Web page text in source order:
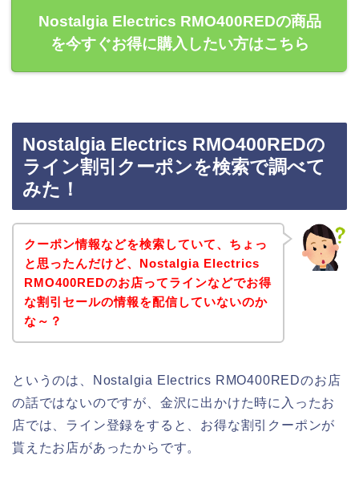
Nostalgia Electrics RMO400REDの商品
を今すぐお得に購入したい方はこちら
Nostalgia Electrics RMO400REDの
ライン割引クーポンを検索で調べて
みた！
クーポン情報などを検索していて、ちょっ
と思ったんだけど、Nostalgia Electrics
RMO400REDのお店ってラインなどでお得
な割引セールの情報を配信していないのか
な～？
というのは、Nostalgia Electrics RMO400REDのお店
の話ではないのですが、金沢に出かけた時に入ったお
店では、ライン登録をすると、お得な割引クーポンが
貰えたお店があったからです。